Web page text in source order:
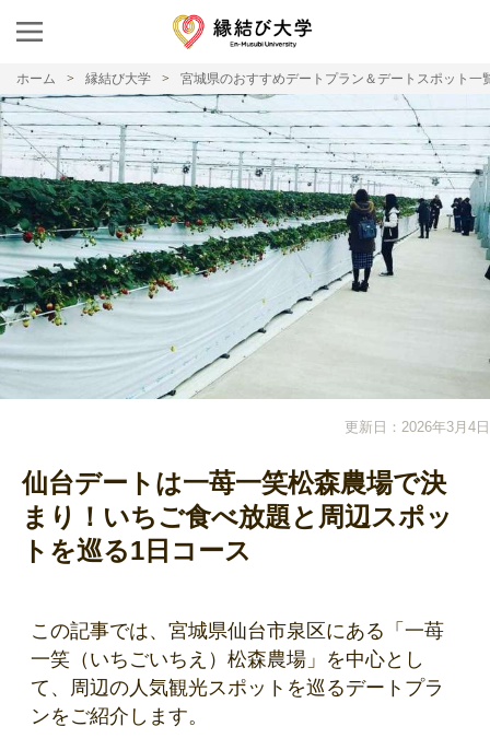
ホーム 縁結び大学 宮城県のおすすめデートプラン＆デートスポット一
更新日：2026年3月4日
仙台デートは一苺一笑松森農場で決
まり！いちご食べ放題と周辺スポッ
トを巡る1日コース
この記事では、宮城県仙台市泉区にある「一苺
一笑（いちごいちえ）松森農場」を中心とし
て、周辺の人気観光スポットを巡るデートプラ
ンをご紹介します。